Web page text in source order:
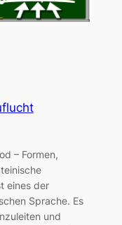
– Formen,
eines der
Sprache. Es
und